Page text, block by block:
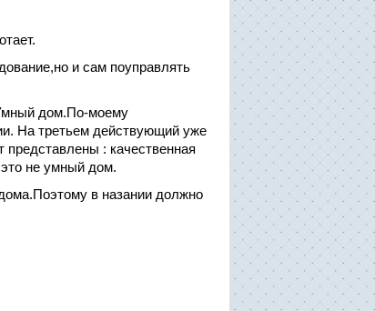
и сам поуправлять
дом.По-моему
На третьем действующий уже
представлены : качественная
не умный дом.
в назании должно